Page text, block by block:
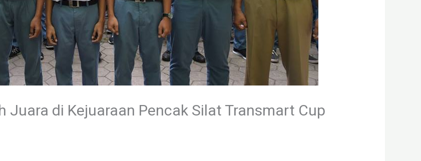
Juara di Kejuaraan Pencak Silat Transmart Cup